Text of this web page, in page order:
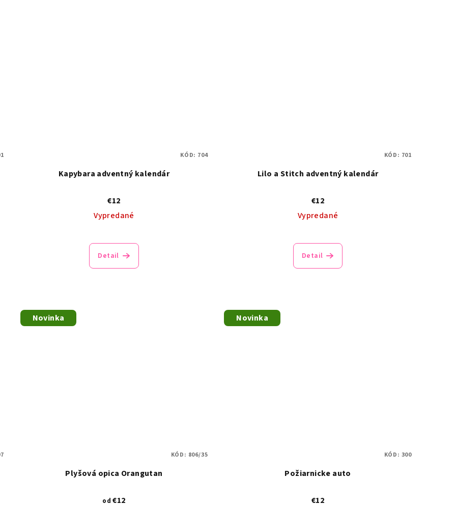
Kapybara adventný kalendár
€12
Vypredané
Detail
KÓD: 704
Lilo a Stitch adventný kalendár
€12
Vypredané
Detail
KÓD: 701
Novinka
Plyšová opica Orangutan
od €12
KÓD: 806/35
Novinka
Požiarnicke auto
€12
KÓD: 300